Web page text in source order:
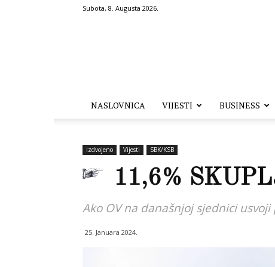
Subota, 8. Augusta 2026.
NASLOVNICA VIJESTI BUSINESS
Izdvojeno Vijesti SBK/KSB
11,6%
Ako OV na današnjoj sjednici
25. Januara 2024.